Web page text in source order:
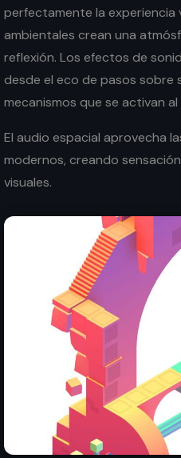
perfectamente la experiencia
ambientales crean una
reflexión. Los efectos de
desde el eco de pasos sobre
mecanismos que se activan
El audio espacial aprovecha
modernos, creando
visuales.